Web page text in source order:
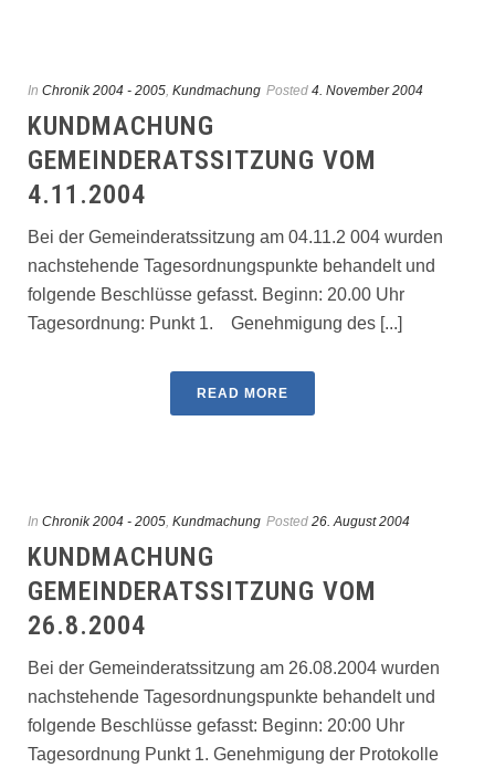
In Chronik 2004 - 2005, Kundmachung Posted 4. November 2004
KUNDMACHUNG
GEMEINDERATSSITZUNG VOM
4.11.2004
Bei der Gemeinderatssitzung am 04.11.2 004 wurden
nachstehende Tagesordnungspunkte behandelt und
folgende Beschlüsse gefasst. Beginn: 20.00 Uhr
Tagesordnung: Punkt 1. Genehmigung des [...]
READ MORE
In Chronik 2004 - 2005, Kundmachung Posted 26. August 2004
KUNDMACHUNG
GEMEINDERATSSITZUNG VOM
26.8.2004
Bei der Gemeinderatssitzung am 26.08.2004 wurden
nachstehende Tagesordnungspunkte behandelt und
folgende Beschlüsse gefasst: Beginn: 20:00 Uhr
Tagesordnung Punkt 1. Genehmigung der Protokolle